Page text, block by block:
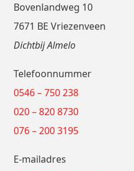
Bovenlandweg 10
7671 BE Vriezenveen
Dichtbij Almelo
Telefoonnummer
0546 – 750 238
020 – 820 8730
076 – 200 3195
E-mailadres